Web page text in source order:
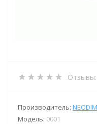
Отзывы:
Производитель: NEODIM
Модель: 0001